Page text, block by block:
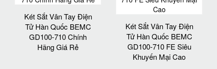
Két Sắt Vân Tay Điện
Tử Hàn Quốc BEMC
GD100-710 Chính
Hãng Giá Rẻ
Két Sắt Vân Tay Điện
Tử Hàn Quốc BEMC
GD100-710 FE Siêu
Khuyến Mại Cao